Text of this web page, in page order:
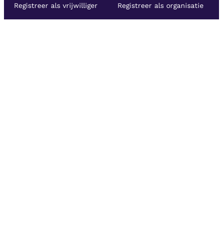
Registreer als vrijwilliger Registreer als organisatie